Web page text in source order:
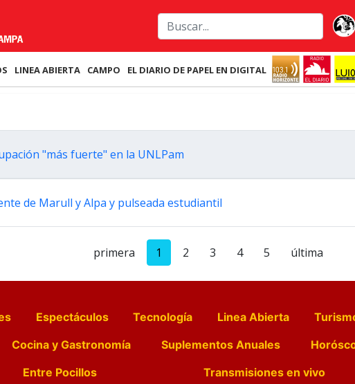
LINEA ABIERTA CAMPO EL DIARIO DE PAPEL EN DIGITAL
"más fuerte" en la UNLPam
de Marull y Alpa y pulseada estudiantil
primera 1 2 3 4 5 última
Espectáculos Tecnología Linea Abierta
Cocina y Gastronomía Suplementos Anuales
Entre Pocillos Transmisiones en vivo